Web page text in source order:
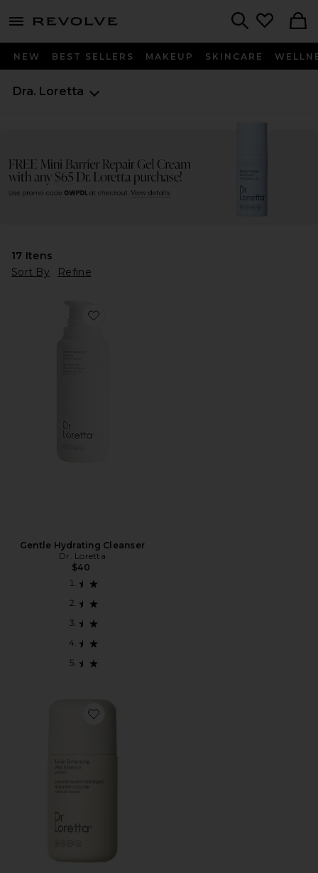
menu - shows more content
NEW BEST SELLERS MAKEUP SKINCARE
Dra. Loretta
17 Itens
Sort By
Refine
Favorite Gentle Hydrating Cleanser
Gentle Hydrating Cleanser
Dr. Loretta
$40
Favorite ESSÊNCIA FACIAL BARRIER ENHANCING